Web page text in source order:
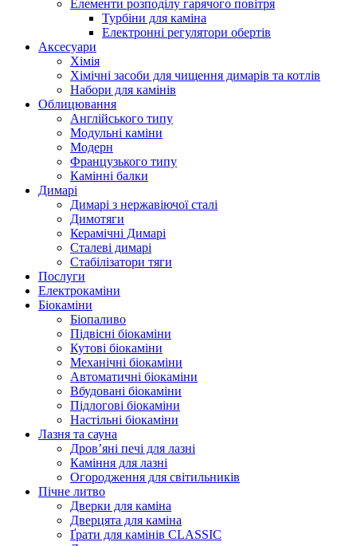
Елементи розподілу гарячого повітря
Турбіни для каміна
Електронні регулятори обертів
Аксесуари
Хімія
Хімічні засоби для чищення димарів та котлів
Набори для камінів
Облицювання
Англійського типу
Модульні каміни
Модерн
Французького типу
Камінні балки
Димарі
Димарі з нержавіючої сталі
Димотяги
Керамічні Димарі
Сталеві димарі
Стабілізатори тяги
Послуги
Електрокаміни
Біокаміни
Біопаливо
Підвісні біокаміни
Кутові біокаміни
Механічні біокаміни
Автоматичні біокаміни
Вбудовані біокаміни
Підлогові біокаміни
Настільні біокаміни
Лазня та сауна
Дров’яні печі для лазні
Каміння для лазні
Огородження для світильників
Пічне литво
Дверки для каміна
Дверцята для каміна
Ґрати для камінів CLASSIC